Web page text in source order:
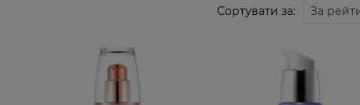
Сортувати за: За